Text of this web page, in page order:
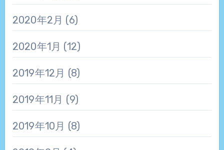
2020年2月 (6)
2020年1月 (12)
2019年12月 (8)
2019年11月 (9)
2019年10月 (8)